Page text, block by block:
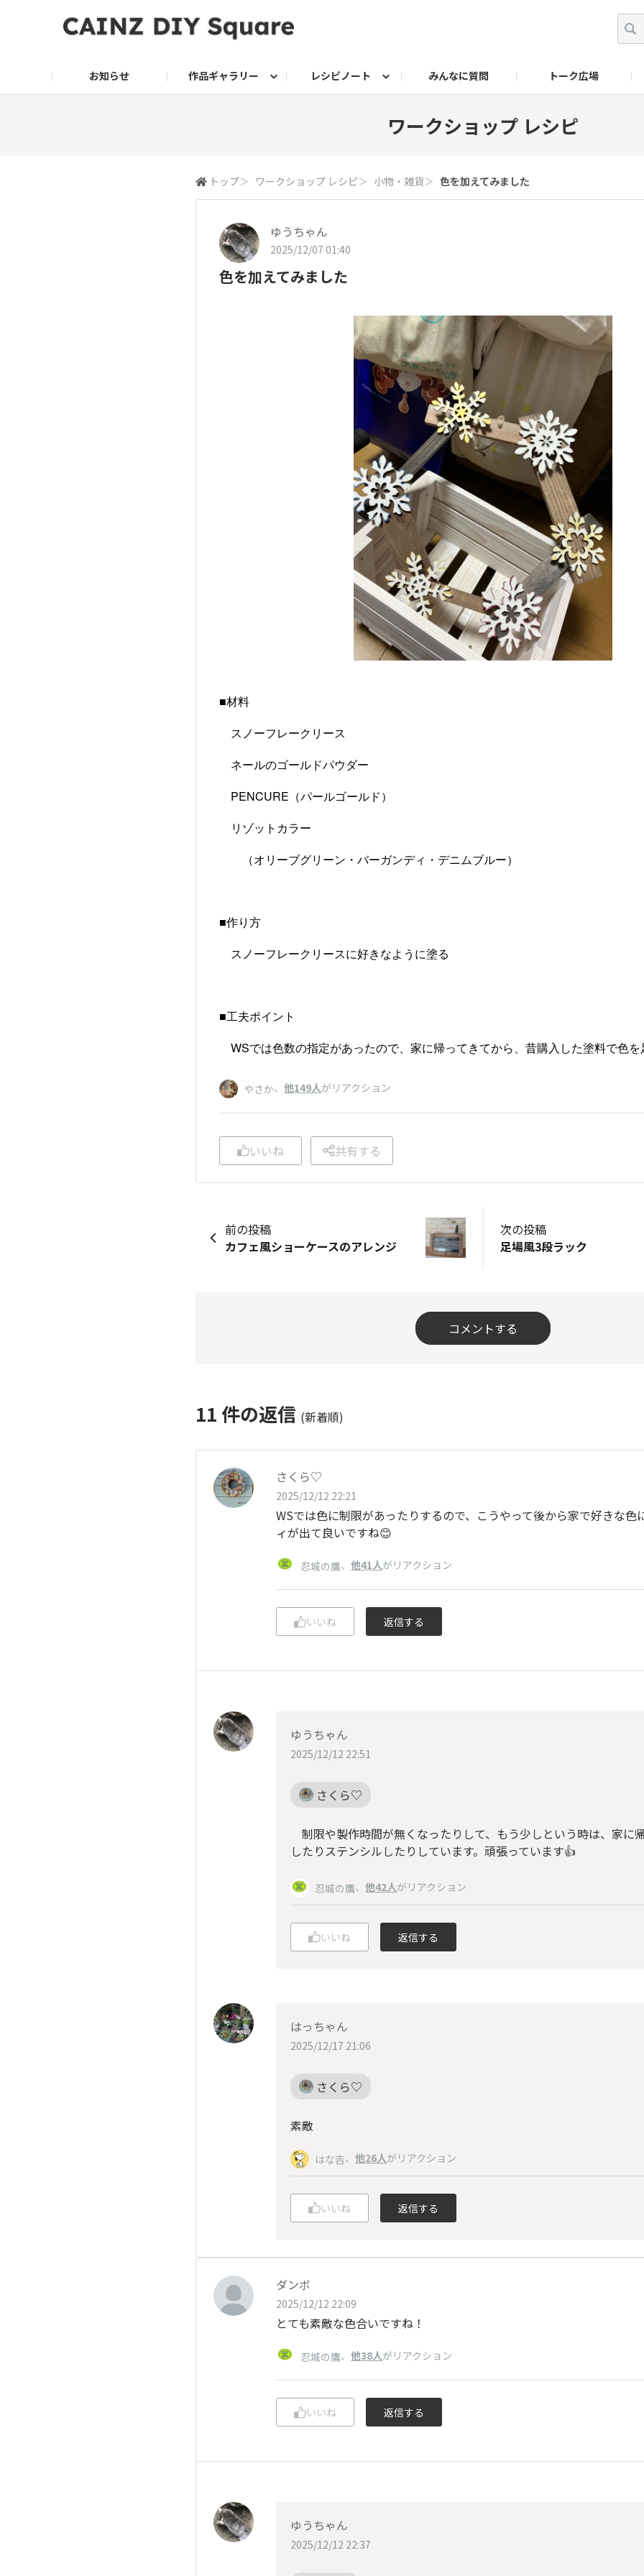
お知らせ 作品ギャラリー レシピノート みんなに質問 トーク広場
ワークショップ レシピ
トップ＞ ワークショップ レシピ＞ 小物・雑貨＞ 色を加えてみました
ゆうちゃん
2025/12/07 01:40
色を加えてみました
■材料
スノーフレークリース
ネールのゴールドパウダー
PENCURE（パールゴールド）
リゾットカラー
（オリーブグリーン・バーガンディ・デニムブルー）
■作り方
スノーフレークリースに好きなように塗る
■工夫ポイント
WSでは色数の指定があったので、家に帰ってきてから、昔購入した塗料で色を
やさか、 他149人がリアクション
いいね 共有する
前の投稿
カフェ風ショーケースのアレンジ
次の投稿
足場風3段ラック
コメントする
11 件の返信 (新着順)
さくら♡
2025/12/12 22:21
WSでは色に制限があったりするので、こうやって後から家で好きな色
ィが出て良いですね😊
忍城の鷹、 他41人がリアクション
いいね 返信する
ゆうちゃん
2025/12/12 22:51
さくら♡
制限や製作時間が無くなったりして、もう少しという時は、家に
したりステンシルしたりしています。頑張っています👍
忍城の鷹、 他42人がリアクション
いいね 返信する
はっちゃん
2025/12/17 21:06
さくら♡
素敵
はな吉、 他26人がリアクション
いいね 返信する
ダンボ
2025/12/12 22:09
とても素敵な色合いですね！
忍城の鷹、 他38人がリアクション
いいね 返信する
ゆうちゃん
2025/12/12 22:37